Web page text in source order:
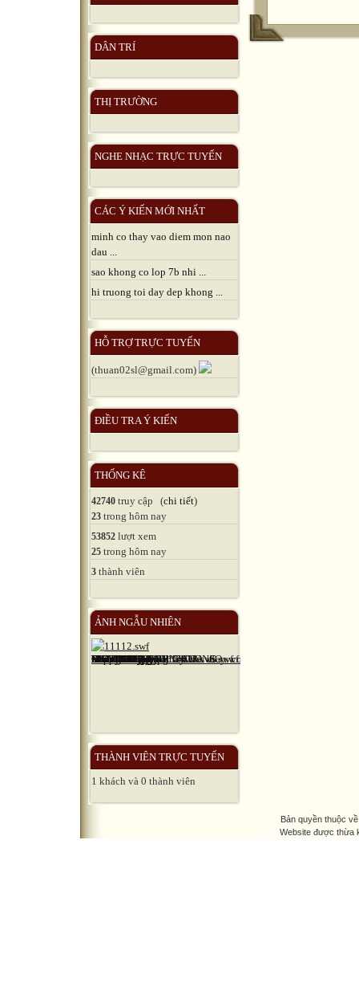
DÂN TRÍ
THỊ TRƯỜNG
NGHE NHẠC TRỰC TUYẾN
CÁC Ý KIẾN MỚI NHẤT
minh co thay vao diem mon nao
dau ...
sao khong co lop 7b nhi ...
hi truong toi day dep khong ...
HỖ TRỢ TRỰC TUYẾN
(thuan02sl@gmail.com)
ĐIỀU TRA Ý KIẾN
THỐNG KÊ
42740 truy cập (chi tiết)
23 trong hôm nay
53852 lượt xem
25 trong hôm nay
3 thành viên
ẢNH NGẪU NHIÊN
THÀNH VIÊN TRỰC TUYẾN
1 khách và 0 thành viên
Bản quyền thuộc
Website được thừa